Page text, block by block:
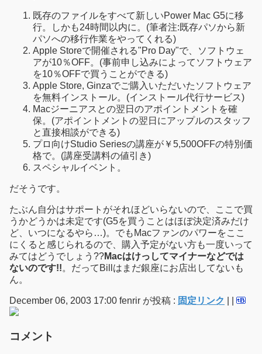
既存のファイルをすべて新しいPower Mac G5に移
行。しかも24時間以内に。(筆者注:既存パソから新
パソへの移行作業をやってくれる)
Apple Storeで開催される"Pro Day"で、ソフトウェ
アが10％OFF。(事前申し込みによってソフトウェア
を10％OFFで買うことができる)
Apple Store, Ginzaでご購入いただいたソフトウェア
を無料インストール。(インストール代行サービス)
Macジーニアスとの翌日のアポイントメントを確
保。(アポイントメントの翌日にアップルのスタッフ
と直接相談ができる)
プロ向けStudio Seriesの講座が￥5,500OFFの特別価
格で。(講座受講料の値引き)
スペシャルイベント。
だそうです。
たぶん自分はサポートがそれほどいらないので、ここで買
うかどうかは未定です(G5を買うことはほぼ決定済みだけ
ど、いつになるやら…)。でもMacファンのパワーをここ
にくると感じられるので、購入予定がない方も一度いって
みてはどうでしょう??Macはけっしてマイナーなどでは
ないのです!!。だってBillはまだ銀座にお店出してないも
ん。
December 06, 2003 17:00 fenrir が投稿 : 固定リンク
コメント